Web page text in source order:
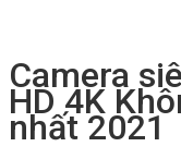
Camera
HD 4K
nhất 2021